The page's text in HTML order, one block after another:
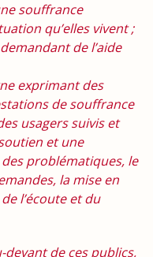
souffrance
qu’elles vivent ;
de l’aide
exprimant des
de souffrance
usagers suivis et
et une
problématiques, le
la mise en
l’écoute et du
devant de ces publics,